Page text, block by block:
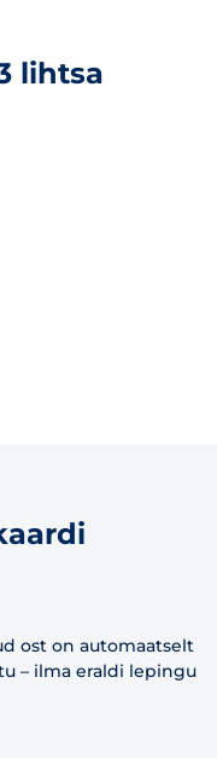
lihtsa
ost on automaatselt
– ilma eraldi lepingu